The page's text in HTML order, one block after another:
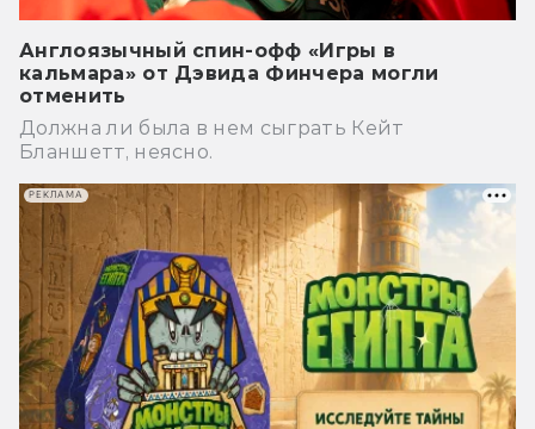
Англоязычный спин-офф «Игры в
кальмара» от Дэвида Финчера могли
отменить
Должна ли была в нем сыграть Кейт
Бланшетт, неясно.
РЕКЛАМА